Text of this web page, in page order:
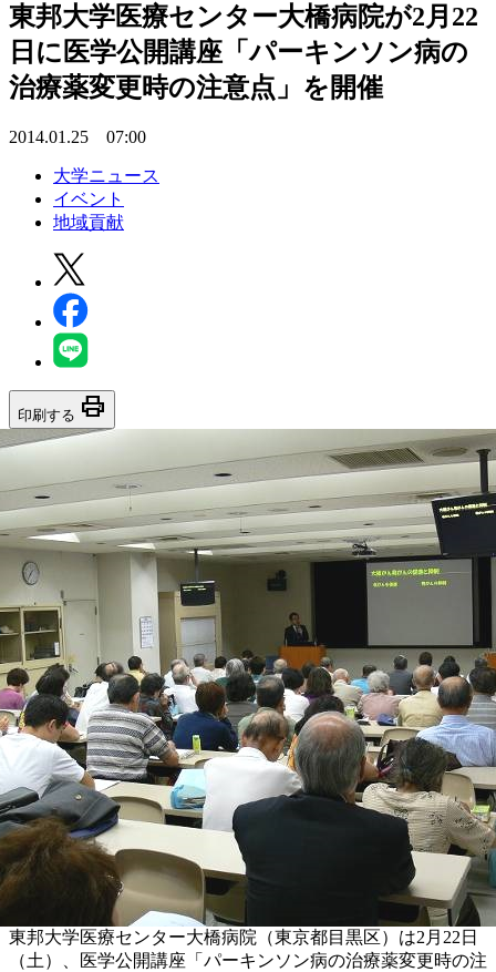
東邦大学医療センター大橋病院が2月22
日に医学公開講座「パーキンソン病の
治療薬変更時の注意点」を開催
2014.01.25 07:00
大学ニュース
イベント
地域貢献
印刷する print
東邦大学医療センター大橋病院（東京都目黒区）は2月22日
（土）、医学公開講座「パーキンソン病の治療薬変更時の注